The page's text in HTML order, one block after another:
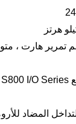
المضاد